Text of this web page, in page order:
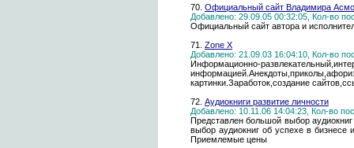
70. Официальный сайт Владимира
Добавлено: 29.09.05 00:32:05, Кол-во
Официальный сайт автора и
71. Zone X
Добавлено: 21.09.03 16:04:10, Кол-во
Информационно-
картинки.Заработок,создание
72. Аудиокниги развитие личности
Добавлено: 10.11.06 14:04:23, Кол-во
Представлен большой выбор
выбор аудиокниг об успехе в бизнесе
Приемлемые цены